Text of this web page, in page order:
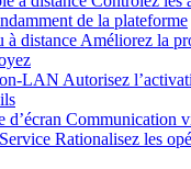
de la plateforme
à distance Améliorez la
LAN Autorisez
d’écran Communication
Rationalisez les